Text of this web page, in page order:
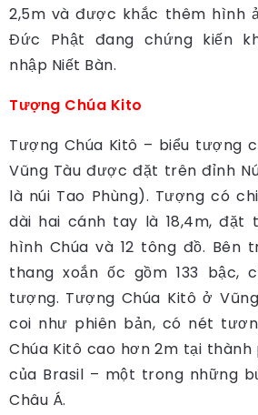
2,5m và được khắc thêm hình
Đức Phật đang chứng kiến
nhập Niết Bàn.
Tượng Chúa Kito
Tượng Chúa Kitô – biểu tượng
Vũng Tàu được đặt trên đỉnh
là núi Tao Phùng). Tượng có
dài hai cánh tay là 18,4m, đặt
hình Chúa và 12 tông đồ. Bên
thang xoắn ốc gồm 133 bậc,
tượng. Tượng Chúa Kitô ở
coi như phiên bản, có nét
Chúa Kitô cao hơn 2m tại thành
của Brasil – một trong những
Châu Á.